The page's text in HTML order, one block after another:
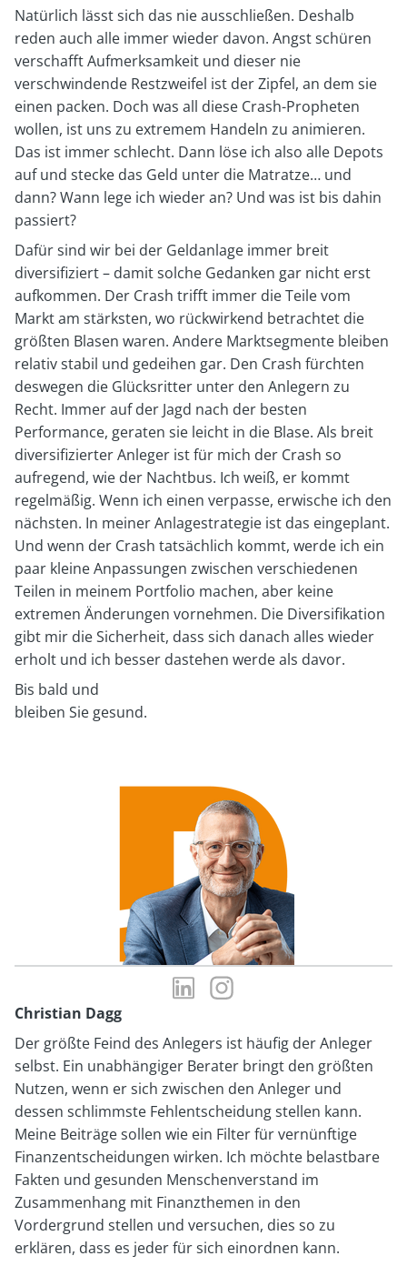
Natürlich lässt sich das nie ausschließen. Deshalb
reden auch alle immer wieder davon. Angst schüren
verschafft Aufmerksamkeit und dieser nie
verschwindende Restzweifel ist der Zipfel, an dem sie
einen packen. Doch was all diese Crash-Propheten
wollen, ist uns zu extremem Handeln zu animieren.
Das ist immer schlecht. Dann löse ich also alle Depots
auf und stecke das Geld unter die Matratze… und
dann? Wann lege ich wieder an? Und was ist bis dahin
passiert?
Dafür sind wir bei der Geldanlage immer breit
diversifiziert – damit solche Gedanken gar nicht erst
aufkommen. Der Crash trifft immer die Teile vom
Markt am stärksten, wo rückwirkend betrachtet die
größten Blasen waren. Andere Marktsegmente bleiben
relativ stabil und gedeihen gar. Den Crash fürchten
deswegen die Glücksritter unter den Anlegern zu
Recht. Immer auf der Jagd nach der besten
Performance, geraten sie leicht in die Blase. Als breit
diversifizierter Anleger ist für mich der Crash so
aufregend, wie der Nachtbus. Ich weiß, er kommt
regelmäßig. Wenn ich einen verpasse, erwische ich den
nächsten. In meiner Anlagestrategie ist das eingeplant.
Und wenn der Crash tatsächlich kommt, werde ich ein
paar kleine Anpassungen zwischen verschiedenen
Teilen in meinem Portfolio machen, aber keine
extremen Änderungen vornehmen. Die Diversifikation
gibt mir die Sicherheit, dass sich danach alles wieder
erholt und ich besser dastehen werde als davor.
Bis bald und
bleiben Sie gesund.
LinkedIn-
Profil
Christian
Dagg
Christian
Dagg
Christian Dagg
Der größte Feind des Anlegers ist häufig der Anleger
selbst. Ein unabhängiger Berater bringt den größten
Nutzen, wenn er sich zwischen den Anleger und
dessen schlimmste Fehlentscheidung stellen kann.
Meine Beiträge sollen wie ein Filter für vernünftige
Finanzentscheidungen wirken. Ich möchte belastbare
Fakten und gesunden Menschenverstand im
Zusammenhang mit Finanzthemen in den
Vordergrund stellen und versuchen, dies so zu
erklären, dass es jeder für sich einordnen kann.